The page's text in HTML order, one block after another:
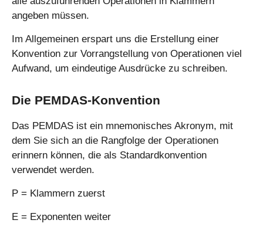
(
3
/
2
es
-
(
3
2
)
3
angeben müssen.
Im Allgemeinen erspart uns die Erstellung einer
Konvention zur Vorrangstellung von Operationen viel
Aufwand, um eindeutige Ausdrücke zu schreiben.
Die PEMDAS-Konvention
Das PEMDAS ist ein mnemonisches Akronym, mit
dem Sie sich an die Rangfolge der Operationen
erinnern können, die als Standardkonvention
verwendet werden.
P = Klammern zuerst
E = Exponenten weiter